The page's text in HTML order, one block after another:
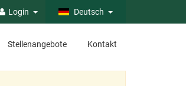
Login Deutsch
Stellenangebote Kontakt